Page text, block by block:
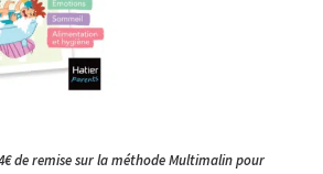
de remise sur la méthode Multimalin pour